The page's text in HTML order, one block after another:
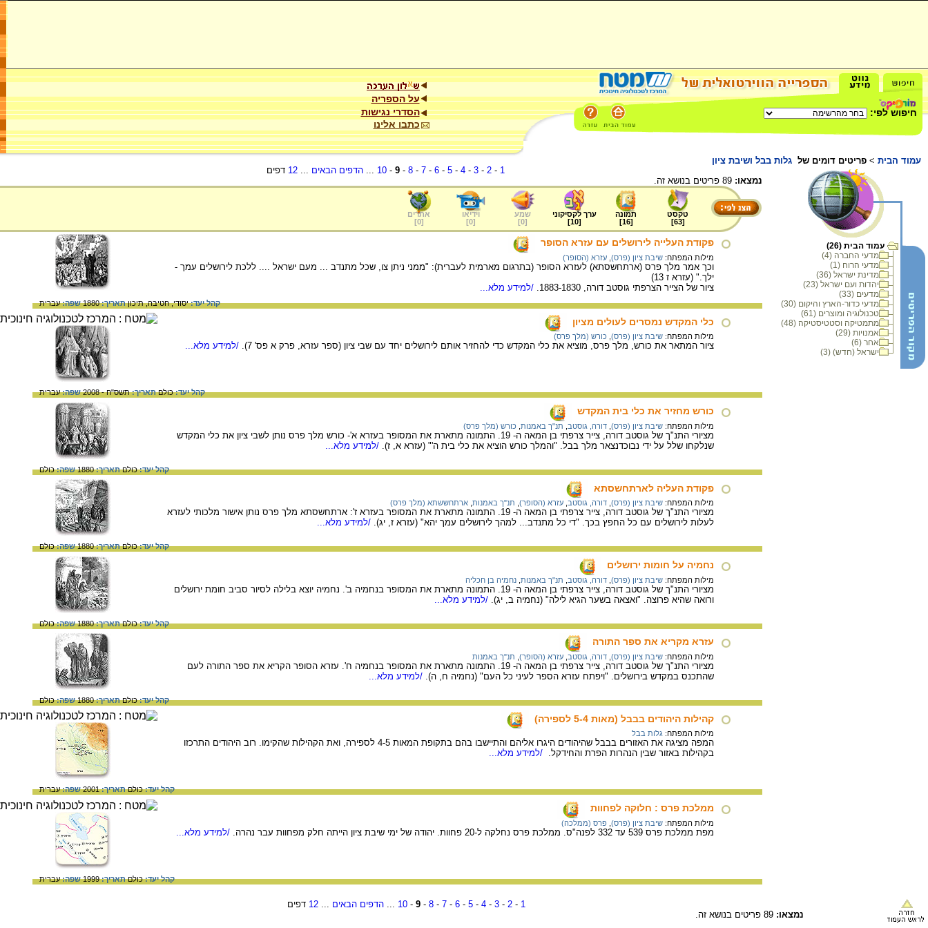
חיפוש לפי:
על הספריה
הסדרי נגישות
כתבו אלינו
עמוד הבית > פריטים דומים של גלות בבל ושיבת ציון
עמוד הבית (26)
מדעי החברה (4)
מדעי הרוח (1)
מדינת ישראל (36)
יהדות ועם ישראל (23)
מדעים (33)
מדעי כדור-הארץ והיקום (30)
טכנולוגיה ומוצרים (61)
מתמטיקה וסטטיסטיקה (48)
אמנויות (29)
אחר (6)
ישראל (חדש) (3)
1
-
2
-
3
-
4
-
5
-
6
-
7
-
8
-
9
-
10
...הדפים הבאים ...
12 דפים
נמצאו:
טקסט
[
63
]
תמונה
[
16
]
ערך לקסיקוני
[
10
]
שמע
[
0
]
וידיאו
[
0
]
אתרים
[
0
]
פקודת העלייה לירושלים עם עזרא הסופר
מילות המפתח: שיבת ציון (פרס) עזרא (הסופר)
וכך אמר מלך פרס (ארתחשסתא) לעזרא הסופר (בתרגום מארמית לעברית): "ממני ניתן צו, שכל מתנדב ... מעם ישראל .... ללכת לירושלים עמך -
ילך." (עזרא ז 13)
ציור של הצייר הצרפתי גוסטב דורה, 1883-1830.
/למידע מלא...
קהל יעד:יסודי,חטיבה,תיכוןתאריך:1880 שפה:עברית
כלי המקדש נמסרים לעולים מציון
מילות המפתח: שיבת ציון (פרס) כורש (מלך פרס)
ציור המתאר את כורש, מלך פרס, מוציא את כלי המקדש כדי להחזיר אותם לירושלים יחד עם שבי ציון (ספר עזרא, פרק א פס' 7). /למידע מלא...
קהל יעד:כולםתאריך:תשס"ח - 2008 שפה:עברית
כורש מחזיר את כלי בית המקדש
מילות המפתח: שיבת ציון (פרס) דורה, גוסטב תנ"ך באמנות כורש (מלך פרס)
מציורי התנ"ך של גוסטב דורה, צייר צרפתי בן המאה ה- 19. התמונה מתארת את המסופר בעזרא א'- כורש מלך פרס נותן לשבי ציון את כלי המקדש
שנלקחו שלל על ידי נבוכדנצאר מלך בבל. "והמלך כורש הוציא את כלי בית ה'" (עזרא א, ז). /למידע מלא...
קהל יעד:כולםתאריך:1880 שפה:כולם
פקודת העליה לארתחשסתא
מילות המפתח: שיבת ציון (פרס) דורה, גוסטב עזרא (הסופר) תנ"ך באמנות ארתחששתא (מלך פרס)
מציורי התנ"ך של גוסטב דורה, צייר צרפתי בן המאה ה- 19. התמונה מתארת את המסופר בעזרא ז': ארתחשסתא מלך פרס נותן אישור מלכותי לעזרא
לעלות לירושלים עם כל החפץ בכך. "די כל מתנדב... למהך לירושלים עמך יהא" (עזרא ז, יג). /למידע מלא...
קהל יעד:כולםתאריך:1880 שפה:כולם
נחמיה על חומות ירושלים
מילות המפתח: שיבת ציון (פרס) דורה, גוסטב תנ"ך באמנות נחמיה בן חכליה
מציורי התנ"ך של גוסטב דורה, צייר צרפתי בן המאה ה- 19. התמונה מתארת את המסופר בנחמיה ב'. נחמיה יוצא בלילה לסיור סביב חומת ירושלים
ורואה שהיא פרוצה. "ואצאה בשער הגיא לילה" (נחמיה ב, יג). /למידע מלא...
קהל יעד:כולםתאריך:1880 שפה:כולם
עזרא מקריא את ספר התורה
מילות המפתח: שיבת ציון (פרס) דורה, גוסטב עזרא (הסופר) תנ"ך באמנות
מציורי התנ"ך של גוסטב דורה, צייר צרפתי בן המאה ה- 19. התמונה מתארת את המסופר בנחמיה ח'. עזרא הסופר הקריא את ספר התורה לעם
שהתכנס במקדש בירושלים. "ויפתח עזרא הספר לעיני כל העם" (נחמיה ח, ה). /למידע מלא...
קהל יעד:כולםתאריך:1880 שפה:כולם
קהילות היהודים בבבל (מאות 5-4 לספירה)
מילות המפתח: גלות בבל
המפה מציגה את האזורים בבבל שהיהודים היגרו אליהם והתיישבו בהם בתקופת המאות 4-5 לספירה, ואת הקהילות שהקימו. רוב היהודים התרכזו
בקהילות באזור שבין הנהרות הפרת והחידקל. /למידע מלא...
קהל יעד:כולםתאריך:2001 שפה:עברית
ממלכת פרס : חלוקה לפחוות
מילות המפתח: שיבת ציון (פרס) פרס (ממלכה)
מפת ממלכת פרס 539 עד 332 לפנה"ס. ממלכת פרס נחלקה ל-20 פחוות. יהודה של ימי שיבת ציון הייתה חלק מפחוות עבר נהרה. /למידע מלא...
קהל יעד:כולםתאריך:1999 שפה:עברית
1
-
2
-
3
-
4
-
5
-
6
-
7
-
8
-
9
-
10
...הדפים הבאים ...
12 דפים
נמצאו: